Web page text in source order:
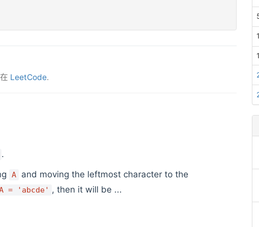
在 LeetCode.
.
A
and moving the leftmost character to the
= 'abcde' , then it will be ...